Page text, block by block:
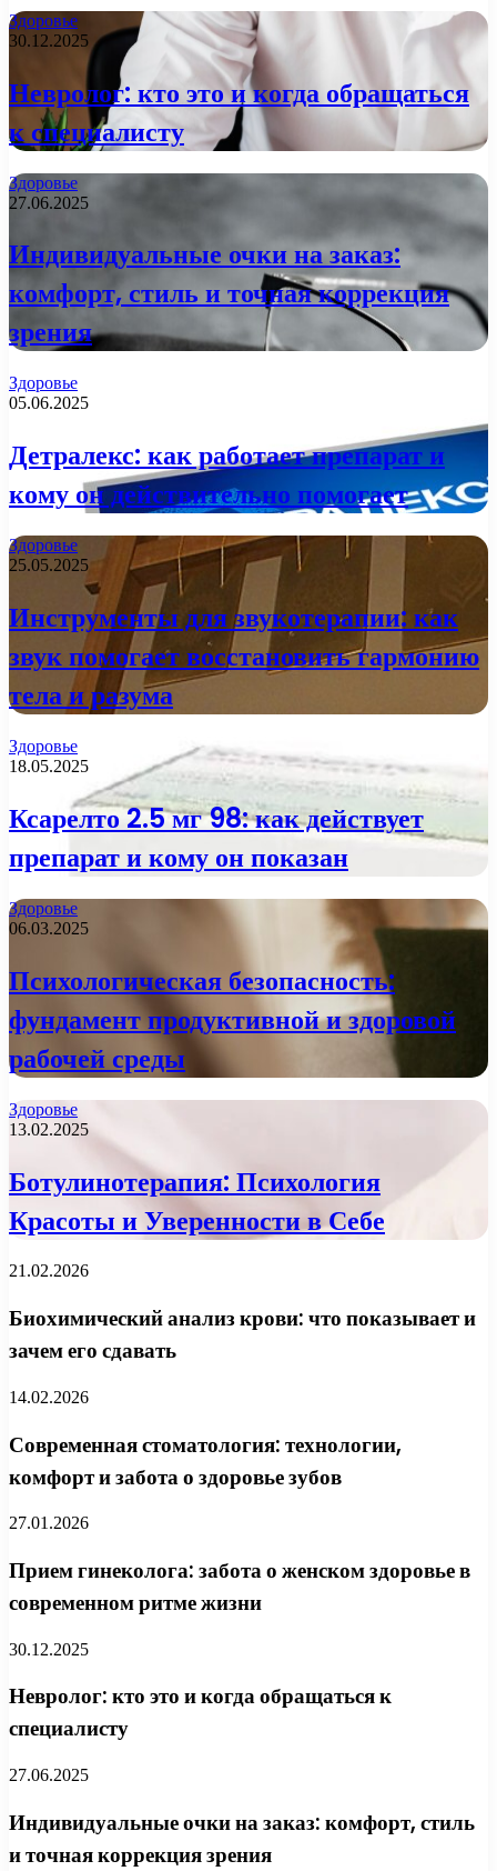
Здоровье
30.12.2025
Невролог: кто это и когда обращаться
к специалисту
Здоровье
27.06.2025
Индивидуальные очки на заказ:
комфорт, стиль и точная коррекция
зрения
Здоровье
05.06.2025
Детралекс: как работает препарат и
кому он действительно помогает
Здоровье
25.05.2025
Инструменты для звукотерапии: как
звук помогает восстановить гармонию
тела и разума
Здоровье
18.05.2025
Ксарелто 2.5 мг 98: как действует
препарат и кому он показан
Здоровье
06.03.2025
Психологическая безопасность:
фундамент продуктивной и здоровой
рабочей среды
Здоровье
13.02.2025
Ботулинотерапия: Психология
Красоты и Уверенности в Себе
21.02.2026
Биохимический анализ крови: что показывает и
зачем его сдавать
14.02.2026
Современная стоматология: технологии,
комфорт и забота о здоровье зубов
27.01.2026
Прием гинеколога: забота о женском здоровье в
современном ритме жизни
30.12.2025
Невролог: кто это и когда обращаться к
специалисту
27.06.2025
Индивидуальные очки на заказ: комфорт, стиль
и точная коррекция зрения